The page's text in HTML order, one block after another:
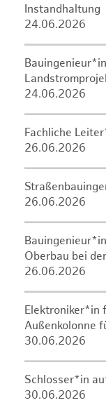
Instandhaltung
24.06.2026
24.06.2026
Fachliche
26.06.2026
26.06.2026
Oberbau bei
26.06.2026
Elektroniker*in
Außenkolonne
30.06.2026
Schlosser*in
30.06.2026